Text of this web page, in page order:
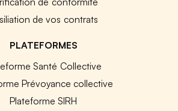
de vos contrats
PLATEFORMES
Santé Collective
Prévoyance collective
Plateforme SIRH